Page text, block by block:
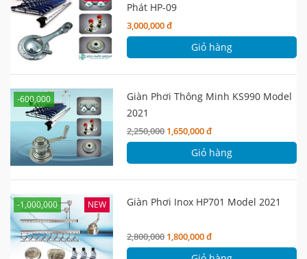
Phát HP-09
3,000,000 đ
Giỏ hàng
-600,000
Giàn Phơi Thông Minh KS990 Model
2021
2,250,000 1,650,000 đ
Giỏ hàng
NEW
-1,000,000 Giàn Phơi Inox HP701 Model 2021
2,800,000 1,800,000 đ